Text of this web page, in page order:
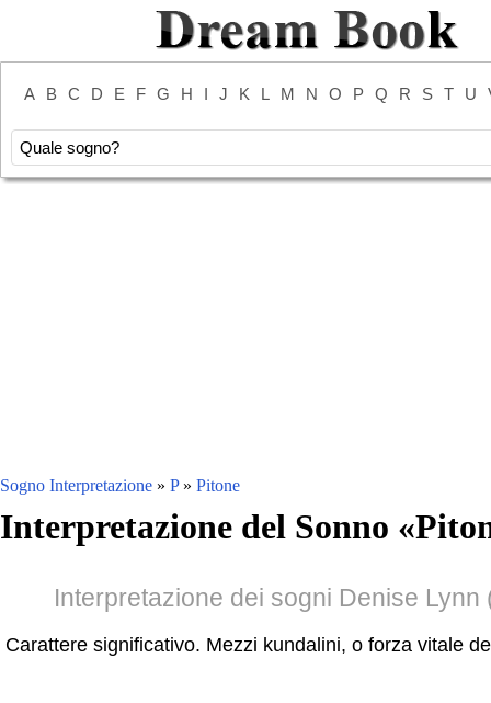
A B C D E F G H I J K L M N O P Q R S T U
Sogno Interpretazione » P» Pitone
Interpretazione del Sonno «
Interpretazione dei sogni Denise Lynn
Carattere significativo. Mezzi kundalini, o forza vitale